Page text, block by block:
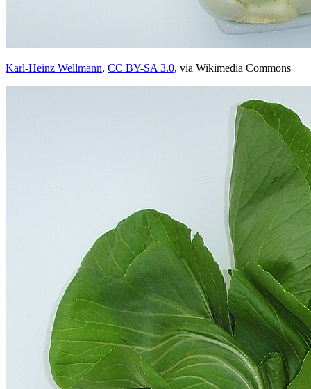
Karl-Heinz Wellmann, CC BY-SA 3.0, via Wikimedia Commons